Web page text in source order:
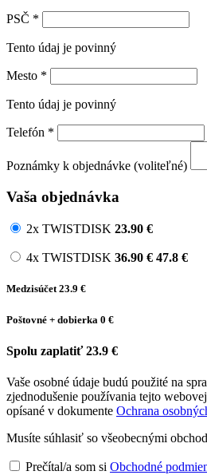
PSČ *
Tento údaj je povinný
Mesto *
Tento údaj je povinný
Telefón *
Poznámky k objednávke (voliteľné)
Vaša objednávka
2x TWISTDISK 23.90 €
4x TWISTDISK 36.90 € 47.8 €
Medzisúčet23.9 €
Poštovné + dobierka 0 €
Spolu zaplatiť23.9 €
Vaše osobné údaje budú použité na
zjednodušenie používania tejto
opísané v dokumente Ochrana
Musíte súhlasiť so všeobecnými
Prečítal/a som si Obchodné